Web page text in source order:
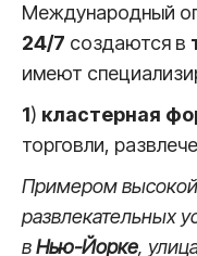
Международный
24/7 создаются в
имеют
1) кластерная
торговли,
Примером
развлекательных
вНью-Йорке,